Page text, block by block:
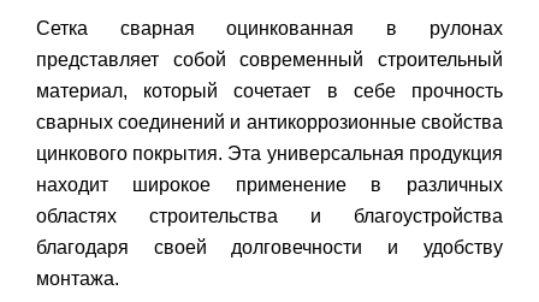
Сетка сварная оцинкованная в рулонах
представляет собой современный строительный
материал, который сочетает в себе прочность
сварных соединений и антикоррозионные свойства
цинкового покрытия. Эта универсальная продукция
находит широкое применение в различных
областях строительства и благоустройства
благодаря своей долговечности и удобству
монтажа.